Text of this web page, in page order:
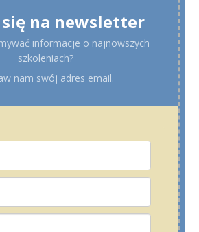
się na newsletter
informacje o najnowszych
szkoleniach?
nam swój adres email.